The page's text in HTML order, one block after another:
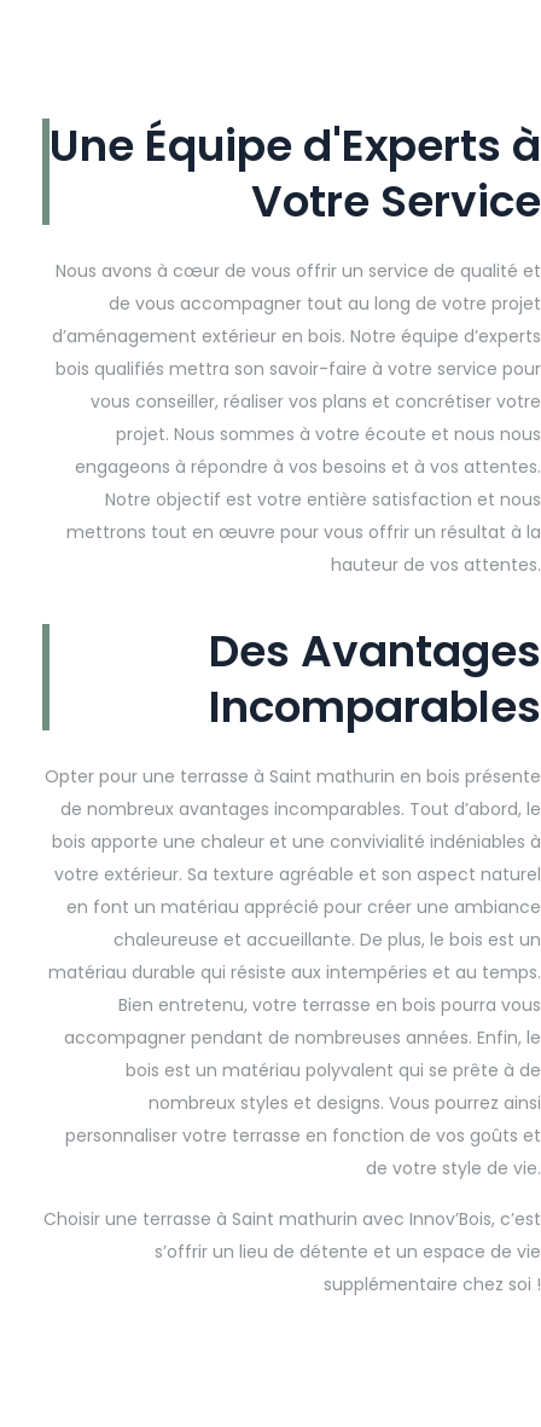
Une Équipe d'Experts à
Votre Service
Nous avons à cœur de vous offrir un service de qualité et
de vous accompagner tout au long de votre projet
d’aménagement extérieur en bois. Notre équipe d’experts
bois qualifiés mettra son savoir-faire à votre service pour
vous conseiller, réaliser vos plans et concrétiser votre
projet. Nous sommes à votre écoute et nous nous
engageons à répondre à vos besoins et à vos attentes.
Notre objectif est votre entière satisfaction et nous
mettrons tout en œuvre pour vous offrir un résultat à la
hauteur de vos attentes.
Des Avantages
Incomparables
Opter pour une terrasse à Saint mathurin en bois présente
de nombreux avantages incomparables. Tout d’abord, le
bois apporte une chaleur et une convivialité indéniables à
votre extérieur. Sa texture agréable et son aspect naturel
en font un matériau apprécié pour créer une ambiance
chaleureuse et accueillante. De plus, le bois est un
matériau durable qui résiste aux intempéries et au temps.
Bien entretenu, votre terrasse en bois pourra vous
accompagner pendant de nombreuses années. Enfin, le
bois est un matériau polyvalent qui se prête à de
nombreux styles et designs. Vous pourrez ainsi
personnaliser votre terrasse en fonction de vos goûts et
de votre style de vie.
Choisir une terrasse à Saint mathurin avec Innov’Bois, c’est
s’offrir un lieu de détente et un espace de vie
supplémentaire chez soi !